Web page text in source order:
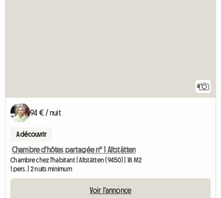
4
94 € / nuit
A découvrir
Chambre d'hôtes partagée n° 1 Altstätten
Chambre chez l'habitant | Altstätten (9450) | 18 M2
1 pers. | 2 nuits minimum
Voir l'annonce